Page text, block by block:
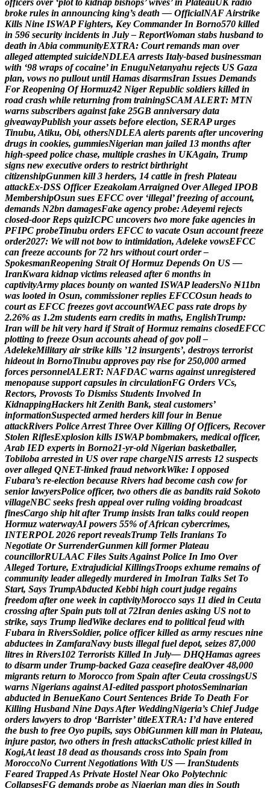
officers over ‘plot to kidnap bishops’ wives’ in PlateauUK radio
broke rules in announcing king’s death — OfficialNAFAirstrike
Kills Nine ISWAP Fighters, Key Commander In Borno570 killed
in 596 security incidents in July – ReportWoman stabs husband to
death in Abia communityEXTRA: Court remands man over
alleged attempted suicideNDLEA arrests Italy-based businessman
with ‘98 wraps of cocaine’ in EnuguNetanyahu rejects US Gaza
plan, vows no pullout until Hamas disarmsIran Issues Demands
For Reopening Of Hormuz42 Niger Republic soldiers killed in
road crash while returning from trainingSCAMALERT: MTN
warns subscribers against fake 25GB anniversary data
giveawayPublish your assets before election, SERAP urges
Tinubu, Atiku, Obi, othersNDLEA alerts parents after uncovering
drugs in cookies, gummiesNigerian man jailed 13 months after
high-speed police chase, multiple crashes in UKAgain, Trump
signs new executive orders to restrict birthright
citizenshipGunmen kill 3 herders, 14 cattle in fresh Plateau
attackEx-DSS Officer EzeakolamArraigned OverAlleged IPOB
MembershipOsun sues EFCC over ‘illegal’ freezing of account,
demands N2bn damagesFake agency probe:Adeyemi rejects
closed-door Reps quizICPC uncovers two more fake agencies in
PFIPC probeTinubu orders EFCC to vacate Osun account freeze
order2027: We will not bow to intimidation, Adeleke vowsEFCC
can freeze accounts for 72 hrs without court order –
SpokesmanReopening Strait Of Hormuz Depends On US —
IranKwara kidnap victims released after 6 months in
captivityArmy places bounty on wanted ISWAP leadersNo ₦11bn
was looted in Osun, commissioner replies EFCCOsun heads to
court as EFCC freezes govt accountWAEC pass rate drops by
2.26% as 1.2m students earn credits in maths, EnglishTrump:
Iran will be hit very hard if Strait of Hormuz remains closedEFCC
plotting to freeze Osun accounts ahead of gov poll –
AdelekeMilitary air strike kills ’12 insurgents’, destroys terrorist
hideout in BornoTinubu approves pay rise for 250,000 armed
forces personnelALERT: NAFDAC warns against unregistered
menopause support capsules in circulationFG Orders VCs,
Rectors, Provosts To Dismiss Students Involved In
KidnappingHackers hit Zenith Bank, steal customers’
informationSuspected armed herders kill four in Benue
attackRivers PoliceArrest Three Over Killing Of Officers, Recover
Stolen RiflesExplosion kills ISWAP bombmakers, medical officer,
Arab IED experts in Borno21-yr-old Nigerian basketballer,
Tobiloba arrested in US over rape chargeNIS arrests 12 suspects
over alleged QNET-linked fraud networkWike: I opposed
Fubara’s re-election because Rivers had become cash cow for
senior lawyersPolice officer, two others die as bandits raid Sokoto
villageNBC seeks fresh appeal over ruling voiding broadcast
finesCargo ship hit after Trump insists Iran talks could reopen
Hormuz waterwayAI powers 55% ofAfrican cybercrimes,
INTERPOL 2026 report revealsTrump Tells Iranians To
Negotiate Or SurrenderGunmen kill former Plateau
councillorRULAAC Files SuitsAgainst Police In Imo Over
Alleged Torture, Extrajudicial KillingsTroops exhume remains of
community leader allegedly murdered in ImoIran Talks Set To
Start, Says TrumpAbducted Kebbi high court judge regains
freedom after one week in captivityMorocco says 11 died in Ceuta
crossing after Spain puts toll at 72Iran denies asking US not to
strike, says Trump liedWike declares end to political feud with
Fubara in RiversSoldier, police officer killed as army rescues nine
abductees in ZamfaraNavy busts illegal fuel depot, seizes 87,000
litres in Rivers102 Terrorists Killed In July— DHQHamas agrees
to disarm under Trump-backed Gaza ceasefire dealOver 48,000
migrants return to Morocco from Spain after Ceuta crossingsUS
warns Nigerians againstAI-edited passport photosSeminarian
abducted in BenueKano Court Sentences Bride To Death For
Killing Husband Nine DaysAfter WeddingNigeria’s Chief Judge
orders lawyers to drop ‘Barrister’ titleEXTRA: I’d have entered
the bush to free Oyo pupils, says ObiGunmen kill man in Plateau,
injure pastor, two others in fresh attacksCatholic priest killed in
Kogi,At least 18 dead as thousands cross into Spain from
MoroccoNo Current Negotiations With US — IranStudents
Feared TrappedAs Private Hostel Near Oko Polytechnic
CollapsesFG demands probe as Nigerian man dies in South